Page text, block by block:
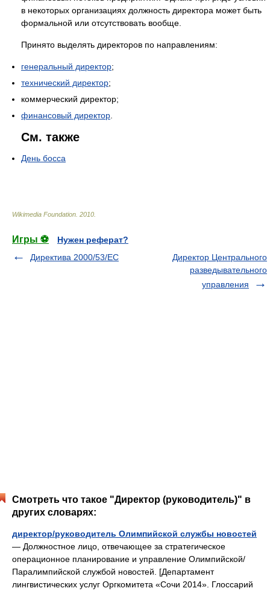
в некоторых организациях должность директора может быть
формальной или отсутствовать вообще.
Принято выделять директоров по направлениям:
генеральный директор;
технический директор;
коммерческий директор;
финансовый директор
См. также
День босса
Wikimedia Foundation 2010
Игры ⚽
Нужен реферат?
Директива 2000/53/ЕС
Директор Центрального
разведывательного
управления
Смотреть что такое "Директор (руководитель)" в
других словарях:
директор/руководитель Олимпийской службы новостей
— Должностное лицо, отвечающее за стратегическое
операционное планирование и управление Олимпийской/
Паралимпийской службой новостей. [Департамент
лингвистических услуг Оргкомитета «Сочи 2014». Глоссарий